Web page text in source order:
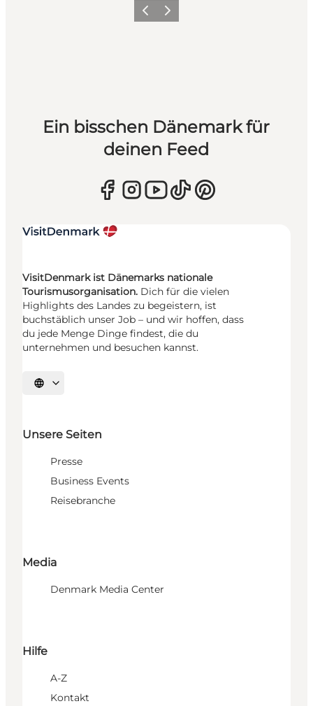
ZurückWeiter
Ein bisschen Dänemark für
deinen Feed
VisitDenmark ist Dänemarks nationale
Tourismusorganisation. Dich für die vielen
Highlights des Landes zu begeistern, ist
buchstäblich unser Job – und wir hoffen, dass
du jede Menge Dinge findest, die du
unternehmen und besuchen kannst.
Sprache auswählen
Unsere Seiten
Presse
Business Events
Reisebranche
Media
Denmark Media Center
Hilfe
A-Z
Kontakt